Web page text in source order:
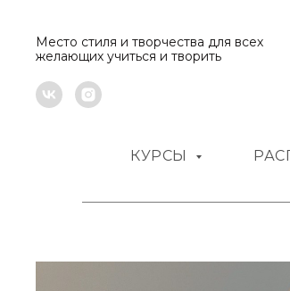
Место стиля и творчества для всех
желающих учиться и творить
КУРСЫ